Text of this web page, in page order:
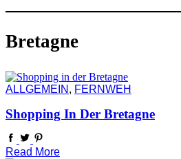
Bretagne
ALLGEMEIN , FERNWEH
Shopping In Der Bretagne
Read More